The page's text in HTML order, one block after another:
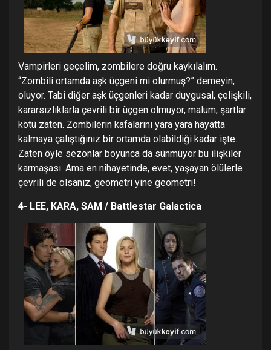
Vampirleri geçelim, zombilere doğru kaykılalım.
“Zombili ortamda aşk üçgeni mi olurmuş?” demeyin,
oluyor. Tabi diğer aşk üçgenleri kadar duygusal, çelişkili,
kararsızlıklarla çevrili bir üçgen olmuyor, malum, şartlar
kötü zaten. Zombilerin kafalarını yara yara hayatta
kalmaya çalıştığınız bir ortamda olabildiği kadar işte.
Zaten öyle sezonlar boyunca da sünmüyor bu ilişkiler
karmaşası. Ama en nihayetinde, evet, yaşayan ölülerle
çevrili de olsanız, geometri yine geometri!
4- LEE, KARA, SAM / Battlestar Galactica